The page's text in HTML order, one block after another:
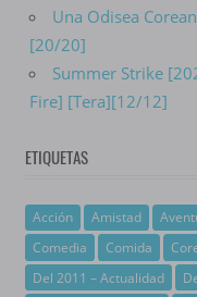
Una Odisea
[20/20]
Summer Strike
Fire] [Tera][12/12]
ETIQUETAS
Acción Amistad
Comedia
Comida
Del 2011 – Actualidad